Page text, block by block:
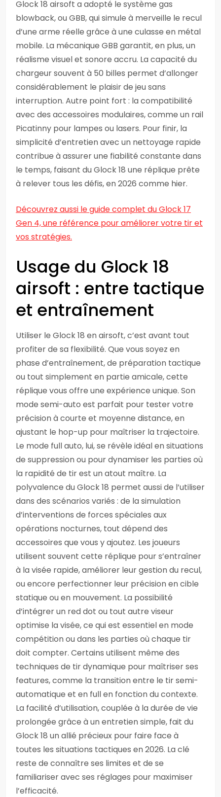
Glock 18 airsoft a adopté le système gas
blowback, ou GBB, qui simule à merveille le recul
d’une arme réelle grâce à une culasse en métal
mobile. La mécanique GBB garantit, en plus, un
réalisme visuel et sonore accru. La capacité du
chargeur souvent à 50 billes permet d’allonger
considérablement le plaisir de jeu sans
interruption. Autre point fort : la compatibilité
avec des accessoires modulaires, comme un rail
Picatinny pour lampes ou lasers. Pour finir, la
simplicité d’entretien avec un nettoyage rapide
contribue à assurer une fiabilité constante dans
le temps, faisant du Glock 18 une réplique prête
à relever tous les défis, en 2026 comme hier.
Découvrez aussi le guide complet du Glock 17
Gen 4, une référence pour améliorer votre tir et
vos stratégies.
Usage du Glock 18
airsoft : entre tactique
et entraînement
Utiliser le Glock 18 en airsoft, c’est avant tout
profiter de sa flexibilité. Que vous soyez en
phase d’entraînement, de préparation tactique
ou tout simplement en partie amicale, cette
réplique vous offre une expérience unique. Son
mode semi-auto est parfait pour tester votre
précision à courte et moyenne distance, en
ajustant le hop-up pour maîtriser la trajectoire.
Le mode full auto, lui, se révèle idéal en situations
de suppression ou pour dynamiser les parties où
la rapidité de tir est un atout maître. La
polyvalence du Glock 18 permet aussi de l’utiliser
dans des scénarios variés : de la simulation
d’interventions de forces spéciales aux
opérations nocturnes, tout dépend des
accessoires que vous y ajoutez. Les joueurs
utilisent souvent cette réplique pour s’entraîner
à la visée rapide, améliorer leur gestion du recul,
ou encore perfectionner leur précision en cible
statique ou en mouvement. La possibilité
d’intégrer un red dot ou tout autre viseur
optimise la visée, ce qui est essentiel en mode
compétition ou dans les parties où chaque tir
doit compter. Certains utilisent même des
techniques de tir dynamique pour maîtriser ses
features, comme la transition entre le tir semi-
automatique et en full en fonction du contexte.
La facilité d’utilisation, couplée à la durée de vie
prolongée grâce à un entretien simple, fait du
Glock 18 un allié précieux pour faire face à
toutes les situations tactiques en 2026. La clé
reste de connaître ses limites et de se
familiariser avec ses réglages pour maximiser
l’efficacité.